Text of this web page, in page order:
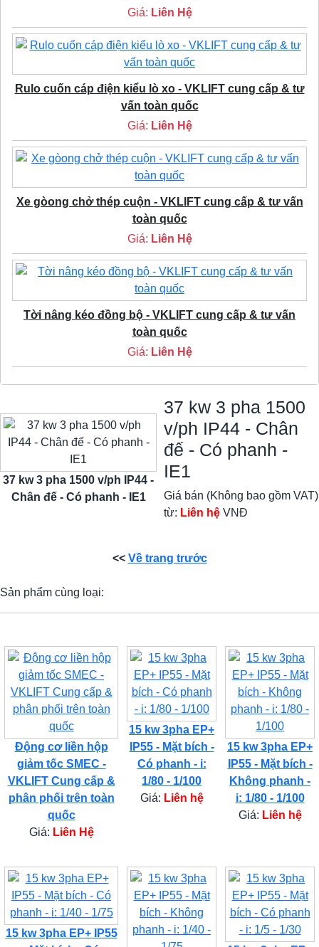
Giá: Liên Hệ
Rulo cuốn cáp điện kiểu lò xo - VKLIFT cung cấp & tư
vấn toàn quốc
Giá: Liên Hệ
Xe gòong chở thép cuộn - VKLIFT cung cấp & tư vấn
toàn quốc
Giá: Liên Hệ
Tời nâng kéo đồng bộ - VKLIFT cung cấp & tư vấn
toàn quốc
Giá: Liên Hệ
37 kw 3 pha 1500 v/ph IP44 -
Chân đế - Có phanh - IE1
37 kw 3 pha 1500
v/ph IP44 - Chân
đế - Có phanh -
IE1
Giá bán (Không bao gồm VAT)
từ: Liên hệ VNĐ
<< Về trang trước
Sản phẩm cùng loại:
Động cơ liền hộp
giảm tốc SMEC -
VKLIFT Cung cấp &
phân phối trên toàn
quốc
Giá: Liên Hệ
15 kw 3pha EP+
IP55 - Mặt bích -
Có phanh - i:
1/80 - 1/100
Giá: Liên hệ
15 kw 3pha EP+
IP55 - Mặt bích -
Không phanh -
i: 1/80 - 1/100
Giá: Liên hệ
15 kw 3pha EP+ IP55